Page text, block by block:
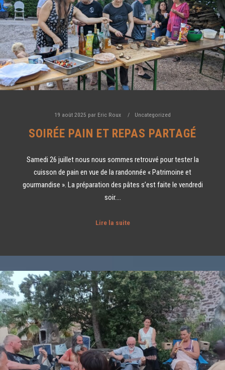
19 août 2025 par Eric Roux Uncategorized
SOIRÉE PAIN ET REPAS PARTAGÉ
Samedi 26 juillet nous nous sommes retrouvé pour tester la
cuisson de pain en vue de la randonnée « Patrimoine et
gourmandise ». La préparation des pâtes s’est faite le vendredi
soir.…
Lire la suite
sur 3 parcours (10 km route, 15
km mixte, cross enfants).Lire la suite…
RETROUVEZ NOS
RADIO
6 mai 2026
Uncategorized
Retrouvez les interview de Onda Païs
une web radio 100% local et de
Vallée d’Orb, durant lesquelles nous
présentons la prochaine édition de la
des Chapelles, sur notre page « On
[...]